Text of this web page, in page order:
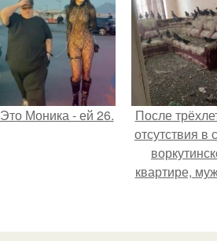
Это Моника - ей 26.
После
отсутствия в
квартире,
жилище